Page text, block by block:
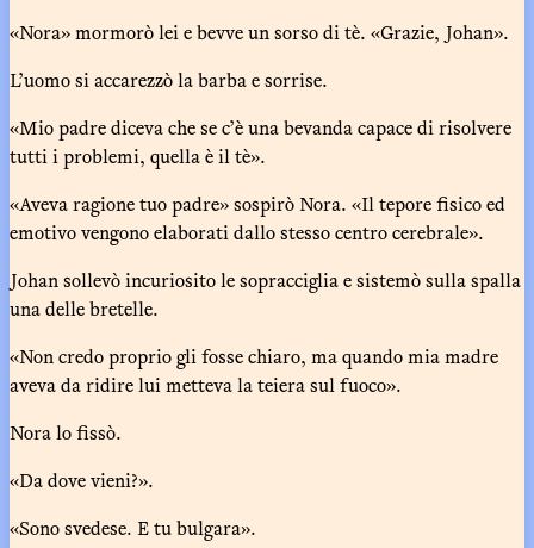
«Nora» mormorò lei e bevve un sorso di tè. «Grazie, Johan».
L’uomo si accarezzò la barba e sorrise.
«Mio padre diceva che se c’è una bevanda capace di risolvere
tutti i problemi, quella è il tè».
«Aveva ragione tuo padre» sospirò Nora. «Il tepore fisico ed
emotivo vengono elaborati dallo stesso centro cerebrale».
Johan sollevò incuriosito le sopracciglia e sistemò sulla spalla
una delle bretelle.
«Non credo proprio gli fosse chiaro, ma quando mia madre
aveva da ridire lui metteva la teiera sul fuoco».
Nora lo fissò.
«Da dove vieni?».
«Sono svedese. E tu bulgara».